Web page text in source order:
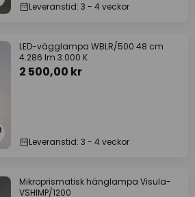
Leveranstid: 3 - 4 veckor
LED-vägglampa WBLR/500 48 cm
4.286 lm 3.000 K
2 500,00 kr
Leveranstid: 3 - 4 veckor
Mikroprismatisk hänglampa Visula-
VSHIMP/1200